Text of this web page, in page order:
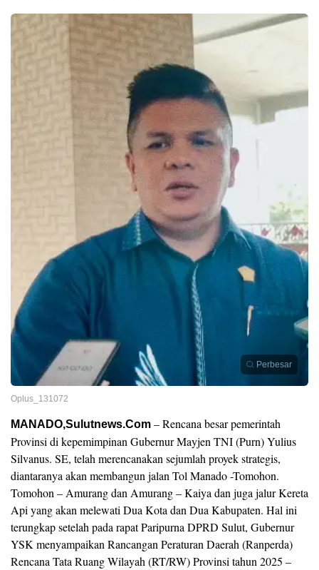
Perbesar
Oplus_131072
MANADO,Sulutnews.Com – Rencana besar pemerintah
Provinsi di kepemimpinan Gubernur Mayjen TNI (Purn) Yulius
Silvanus. SE, telah merencanakan sejumlah proyek strategis,
diantaranya akan membangun jalan Tol Manado -Tomohon.
Tomohon – Amurang dan Amurang – Kaiya dan juga jalur Kereta
Api yang akan melewati Dua Kota dan Dua Kabupaten. Hal ini
terungkap setelah pada rapat Paripurna DPRD Sulut, Gubernur
YSK menyampaikan Rancangan Peraturan Daerah (Ranperda)
Rencana Tata Ruang Wilayah (RT/RW) Provinsi tahun 2025 –